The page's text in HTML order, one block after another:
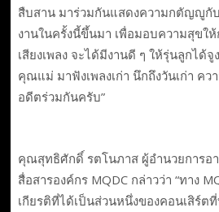
สืบสาน มาร่วมกันแสดงความกตัญญูกับ
งานในครั้งนี้ขึ้นมา เพื่อมอบความสุขใ
เสียงเพลง จะได้มีงานดี ๆ ให้รุ่นลูกไ
คุณแม่ มาฟังเพลงเก่า นึกถึงวันเก่า ค
อดีตร่วมกันครับ”
คุณสุทธิศักดิ์ รตโนภาส ผู้อำนวยการอ
สื่อสารองค์กร MQDC กล่าวว่า “ทาง
เกียรติที่ได้เป็นส่วนหนึ่งของคอนเสิร์ต